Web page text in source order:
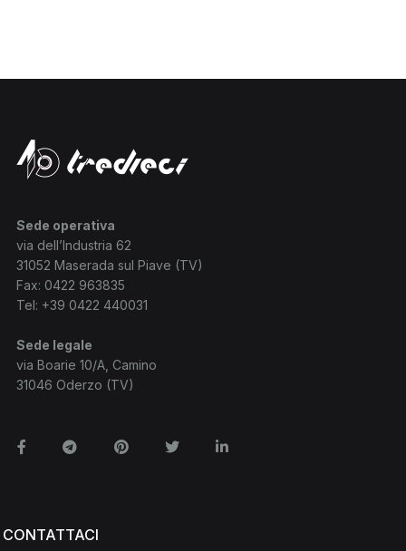
Sede operativa
via dell’Industria 62
31052 Maserada sul Piave (TV)
Fax: 0422 963835
Tel: +39 0422 440031
Sede legale
via Boarie 10/A, Camino
31046 Oderzo (TV)
FacebookTelegramPinterestTwitterLinkedin
CONTATTACI